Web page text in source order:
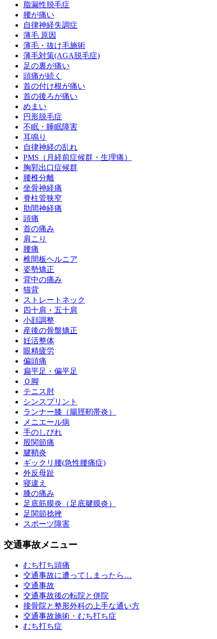
脂漏性脱毛症
腰が痛い
自律神経失調症
薄毛 原因
薄毛・抜け毛施術
薄毛対策(AGA脱毛症)
足の裏が痛い
頭痛が続く
首の付け根が痛い
首の後ろが痛い
めまい
円形脱毛症
不眠・睡眠障害
耳鳴り
自律神経の乱れ
PMS（月経前症候群・生理痛）
胸郭出口症候群
腰椎分離
坐骨神経痛
脊柱管狭窄
肋間神経痛
頭痛
首の痛み
肩こり
腰痛
椎間板ヘルニア
姿勢矯正
背中の痛み
猫背
ストレートネック
四十肩・五十肩
小顔調整
産後の骨盤矯正
妊活整体
眼精疲労
偏頭痛
扁平足・偏平足
Ｏ脚
テニス肘
シンスプリント
ランナー膝（腸脛靭帯炎）
メニエール病
手のしびれ
股関節痛
腱鞘炎
ギックリ腰(急性腰痛症)
外反母趾
寝違え
膝の痛み
足底筋膜炎（足底腱膜炎）
足関節捻挫
スポーツ障害
交通事故メニュー
むち打ち頭痛
交通事故に遭ってしまったら…
交通事故
交通事故後の転院と併院
接骨院と整形外科の上手な通い方
交通事故施術・むち打ち症
むち打ち症